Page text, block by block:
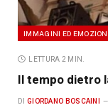
IMMAGINI ED
LETTURA 2 MIN.
Il tempo dietro
DI GIORDANO BOSCAINI